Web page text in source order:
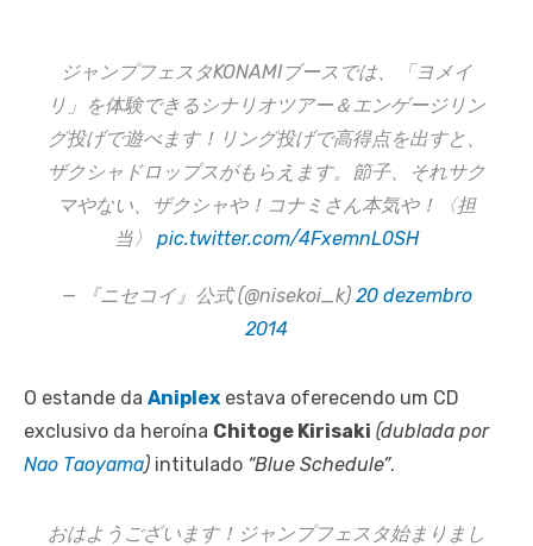
ジャンプフェスタKONAMIブースでは、「ヨメイ
リ」を体験できるシナリオツアー＆エンゲージリン
グ投げで遊べます！リング投げで高得点を出すと、
ザクシャドロップスがもらえます。節子、それサク
マやない、ザクシャや！コナミさん本気や！〈担
当〉 pic.twitter.com/4FxemnL0SH
— 『ニセコイ』公式 (@nisekoi_k) 20 dezembro
2014
O estande da Aniplex estava oferecendo um CD
exclusivo da heroína Chitoge Kirisaki (dublada por
Nao Taoyama) intitulado “Blue Schedule”.
おはようございます！ジャンプフェスタ始まりまし